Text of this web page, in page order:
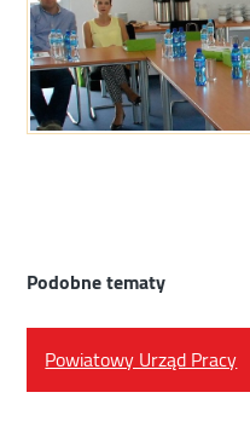
Podobne tematy
Powiatowy Urząd Pracy